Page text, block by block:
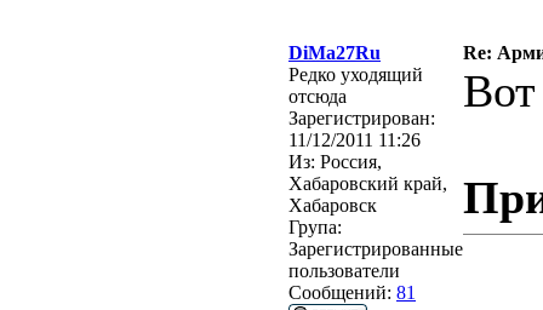
DiMa27Ru
Re:
Редко уходящий
отсюда
Зарегистрирован:
11/12/2011 11:26
Из: Россия,
Хабаровский край,
Хабаровск
Група:
Зарегистрированные
пользователи
Сообщений: 81